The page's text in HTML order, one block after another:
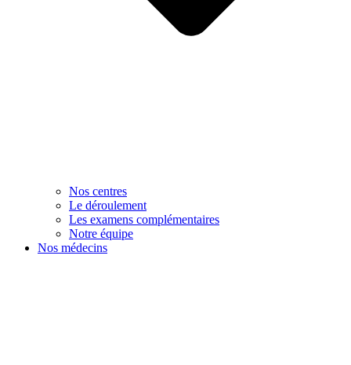
Nos centres
Le déroulement
Les examens complémentaires
Notre équipe
Nos médecins